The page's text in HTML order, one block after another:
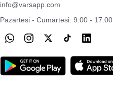
info@varsapp.com
Pazartesi - Cumartesi: 9:00 - 17:00